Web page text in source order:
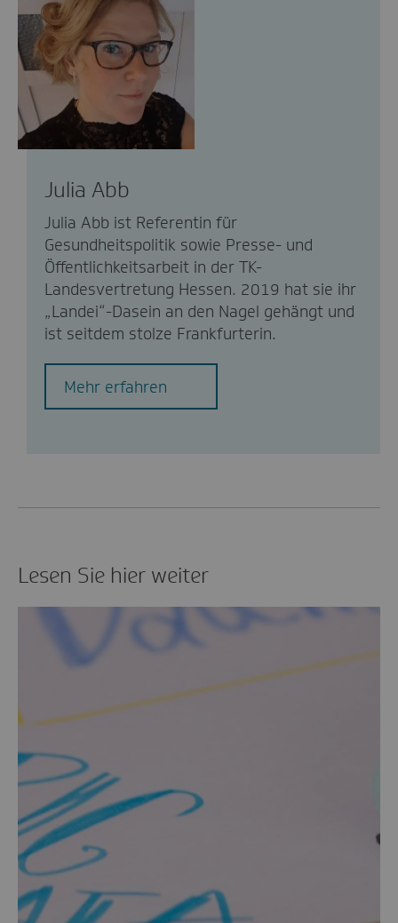
Julia Abb
Julia Abb ist Referentin für
Gesundheitspolitik sowie Presse- und
Öffentlichkeitsarbeit in der TK-
Landesvertretung Hessen. 2019 hat sie ihr
„Landei“-Dasein an den Nagel gehängt und
ist seitdem stolze Frankfurterin.
Mehr erfahren
Lesen Sie hier weiter